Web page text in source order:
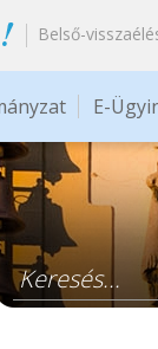
Belső-
E-
Keresés űrlap